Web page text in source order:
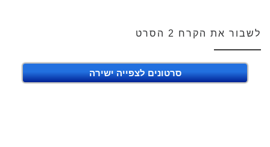
לשבור את הקרח 2 הסרט
סרטונים לצפייה ישירה